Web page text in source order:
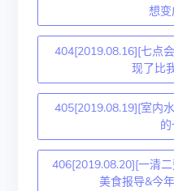
想
404[2019.08.16][七点
现了比
405[2019.08.19][室内
406[2019.08.20][一清
美食报导&今